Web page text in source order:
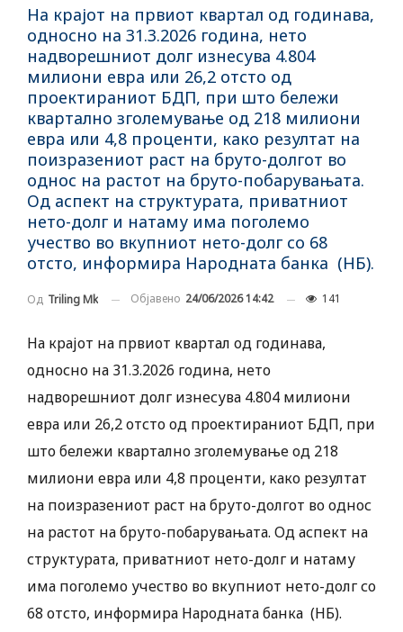
На крајот на првиот квартал од годинава,
односно на 31.3.2026 година, нето
надворешниот долг изнесува 4.804
милиони евра или 26,2 отсто од
проектираниот БДП, при што бележи
квартално зголемување од 218 милиони
евра или 4,8 проценти, како резултат на
поизразениот раст на бруто-долгот во
однос на растот на бруто-побарувањата.
Од аспект на структурата, приватниот
нето-долг и натаму има поголемо
учество во вкупниот нето-долг со 68
отсто, информира Народната банка (НБ).
Од Triling Mk Објавено 24/06/2026 14:42 141
На крајот на првиот квартал од годинава,
односно на 31.3.2026 година, нето
надворешниот долг изнесува 4.804 милиони
евра или 26,2 отсто од проектираниот БДП, при
што бележи квартално зголемување од 218
милиони евра или 4,8 проценти, како резултат
на поизразениот раст на бруто-долгот во однос
на растот на бруто-побарувањата. Од аспект на
структурата, приватниот нето-долг и натаму
има поголемо учество во вкупниот нето-долг со
68 отсто, информира Народната банка (НБ).